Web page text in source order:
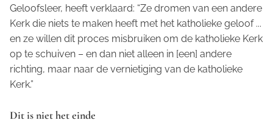
Geloofsleer, heeft verklaard: “Ze dromen van een andere
Kerk die niets te maken heeft met het katholieke geloof ...
en ze willen dit proces misbruiken om de katholieke Kerk
op te schuiven – en dan niet alleen in [een] andere
richting, maar naar de vernietiging van de katholieke
Kerk.”
Dit is niet het einde